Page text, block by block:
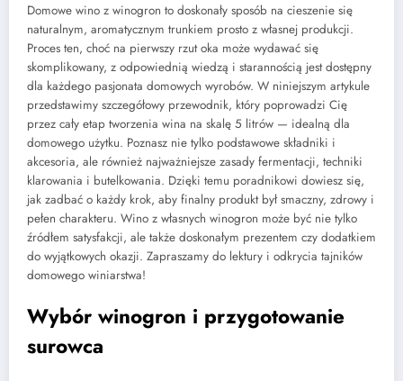
Domowe wino z winogron to doskonały sposób na cieszenie się
naturalnym, aromatycznym trunkiem prosto z własnej produkcji.
Proces ten, choć na pierwszy rzut oka może wydawać się
skomplikowany, z odpowiednią wiedzą i starannością jest dostępny
dla każdego pasjonata domowych wyrobów. W niniejszym artykule
przedstawimy szczegółowy przewodnik, który poprowadzi Cię
przez cały etap tworzenia wina na skalę 5 litrów — idealną dla
domowego użytku. Poznasz nie tylko podstawowe składniki i
akcesoria, ale również najważniejsze zasady fermentacji, techniki
klarowania i butelkowania. Dzięki temu poradnikowi dowiesz się,
jak zadbać o każdy krok, aby finalny produkt był smaczny, zdrowy i
pełen charakteru. Wino z własnych winogron może być nie tylko
źródłem satysfakcji, ale także doskonałym prezentem czy dodatkiem
do wyjątkowych okazji. Zapraszamy do lektury i odkrycia tajników
domowego winiarstwa!
Wybór winogron i przygotowanie
surowca